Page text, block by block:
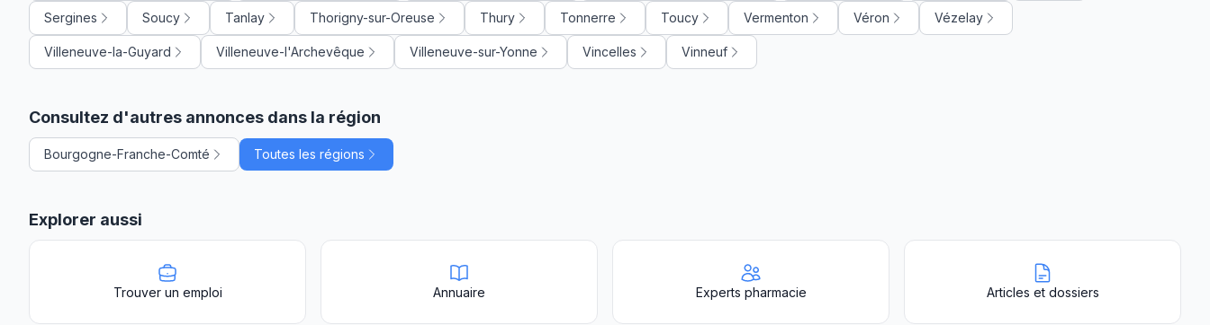
Sergines Soucy Tanlay Thorigny-sur-Oreuse Thury Tonnerre Toucy Vermenton Véron Vézelay
Villeneuve-la-Guyard Villeneuve-l'Archevêque Villeneuve-sur-Yonne Vincelles Vinneuf
Consultez d'autres annonces dans la région
Bourgogne-Franche-Comté Toutes les régions
Explorer aussi
Trouver un emploi Annuaire Experts pharmacie Articles et dossiers